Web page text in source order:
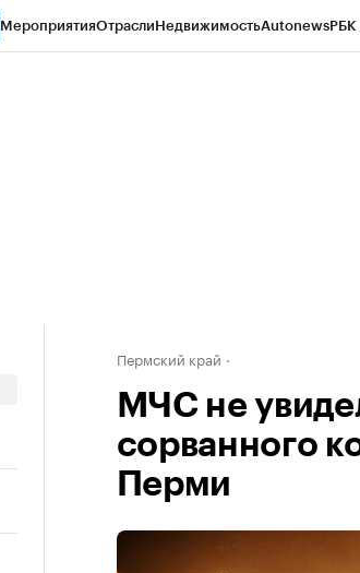
МероприятияОтраслиНедвижимостьAutonewsРБК
Пермский край
МЧС не
сорванного
Перми